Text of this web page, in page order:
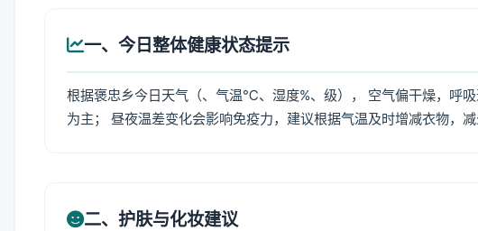
一、今日整体健康状态提示
根据褒忠乡今日天气（、气温℃、湿度%、级）， 空气偏干燥，呼
为主； 昼夜温差变化会影响免疫力，建议根据气温及时增减衣物，减
二、护肤与化妆建议